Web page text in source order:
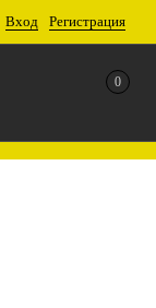
Вход Регистрация
0